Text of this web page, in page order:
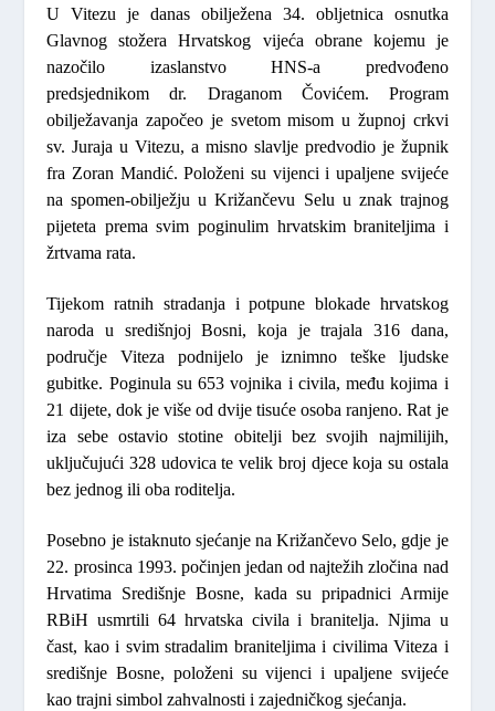
U Vitezu je danas obilježena 34. obljetnica osnutka
Glavnog stožera Hrvatskog vijeća obrane kojemu je
nazočilo izaslanstvo HNS-a predvođeno
predsjednikomdr. Draganom Čovićem. Program
obilježavanja započeo je svetom misom u župnoj crkvi
sv. Juraja u Vitezu, a misno slavlje predvodio je župnik
fra Zoran Mandić. Položeni su vijenci i upaljene svijeće
na spomen-obilježju u Križančevu Selu u znak trajnog
pijeteta prema svim poginulim hrvatskim braniteljima i
žrtvama rata.
Tijekom ratnih stradanja i potpune blokade hrvatskog
naroda u središnjoj Bosni, koja je trajala 316 dana,
područje Viteza podnijelo je iznimno teške ljudske
gubitke. Poginula su 653 vojnika i civila, među kojima i
21 dijete, dok je više od dvije tisuće osoba ranjeno. Rat je
iza sebe ostavio stotine obitelji bez svojih najmilijih,
uključujući 328 udovica te velik broj djece koja su ostala
bez jednog ili oba roditelja.
Posebno je istaknuto sjećanje na Križančevo Selo, gdje je
22. prosinca 1993. počinjen jedan od najtežih zločina nad
Hrvatima Središnje Bosne, kada su pripadnici Armije
RBiH usmrtili 64 hrvatska civila i branitelja. Njima u
čast, kao i svim stradalim braniteljima i civilima Viteza i
središnje Bosne, položeni su vijenci i upaljene svijeće
kao trajni simbol zahvalnosti i zajedničkog sjećanja.